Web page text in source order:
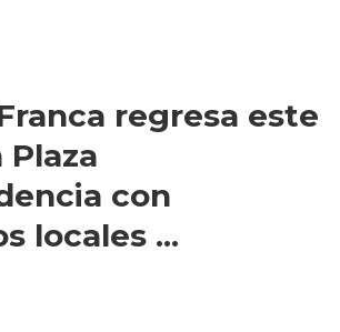
regresa este
Plaza
con
locales ...